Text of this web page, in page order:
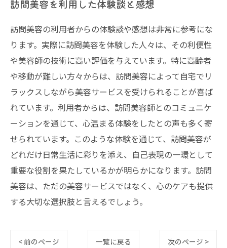
訪問美容を利用した体験談と感想
訪問美容の利用者からの体験談や感想は非常に参考にな
ります。実際に訪問美容を体験した人々は、その利便性
や美容師の技術に高い評価を与えています。特に高齢者
や移動が難しい方々からは、訪問美容によって自宅でリ
ラックスしながら美容サービスを受けられることが喜ば
れています。利用者からは、訪問美容師とのコミュニケ
ーションを通じて、心温まる体験をしたとの声も多く寄
せられています。このような体験を通じて、訪問美容が
どれだけ日常生活に彩りを添え、自己表現の一環として
重要な役割を果たしているかが明らかになります。訪問
美容は、ただの美容サービスではなく、心のケアも提供
する大切な選択肢と言えるでしょう。
< 前のページ 一覧に戻る 次のページ >